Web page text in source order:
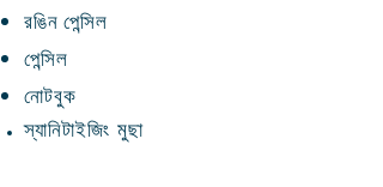
রঙিন পেন্সিল
পেন্সিল
নোটবুক
স্যানিটাইজিং মুছা